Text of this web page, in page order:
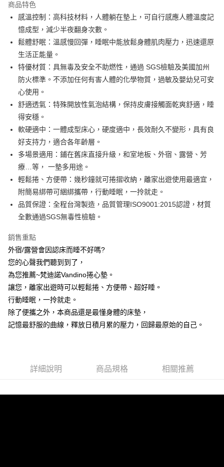
合作金庫商業銀行
華南商業銀行
彰化商業銀行
上海商業儲蓄銀行
國泰世華商業銀行
兆豐國際商業銀行
臺灣中小企業銀行
匯豐（台灣）商業銀行
華泰商業銀行
聯邦商業銀行
遠東國際商業銀行
元大商業銀行
永豐商業銀行
玉山商業銀行
台新國際商業銀行
中國信託商業銀行
台灣樂天信用卡公司
6 期 0 利率 每期
華南商業銀行
上海商業儲蓄銀行
台北富邦商業銀行
國泰世華商業銀行
臺灣中小企業銀行
台中商業銀行
匯豐（台灣）商業銀行
華泰商業銀行
聯邦商業銀行
元大商業銀行
玉山商業銀行
星展（台灣）商業銀行
台新國際商業銀行
台灣樂天信用卡公司
LINE Pay
Apple Pay
街口支付
悠遊付
Google Pay
全盈+PAY
AFTEE先享後付
相關說明
AFTEE先享後付是「在收到商品之後才付款」的支付方式。 讓您購物簡單
便利好安心！
１．簡單：不需註冊會員、不需綁卡、不需儲值。
２．便利：只要手機號碼，簡訊認證，即可結帳。
３．安心：先確認商品／服務後，再付款。
１．於結帳方式選擇「AFTEE先享後付」後，將跳轉至「AFTEE先享後付」
結帳頁面，進行簡訊認證並確認金額後，即可完成結帳。
２．訂單成立數日內，您將收到繳費通知簡訊。
３．收到繳費通知簡訊後14天內，點擊此簡訊中的連結，可透過四大超商／
※ 請注意：結帳手續完成當下不需立刻繳費，但若您需要取消訂單，請聯絡
購買商品的店家。未經商家同意取消之訂單仍視為有效，需透過AFTEE先享
後付繳納相關費用。
※ 交易是否成功請以「AFTEE先享後付 」之結帳頁面顯示為準，若有關於
是否繳費成功／繳費後需取消欲退款等相關疑問，請聯繫「AFTEE先享後付
客戶支援中心」https://netprotections.freshdesk.com/support/home
權轉讓予恩沛科技股份有限公司。
３．未成年的使用者請事先徵得法定代理人或監護人之同意方可使用
ATM付款
運送方式
宅配
商品特色
感溫控制：高科技材料，人體躺在墊上，可自行感應人體溫度記
憶成型，減少半夜翻身次數。
鬆體舒眠：溫感慢回彈，睡眠中能放鬆身體肌肉壓力，迅速還原
生活正能量。
特優材質：具無毒及安全不助燃性，通過 SGS檢驗及美國加州
防火標準。不添加任何有害人體的化學物質，過敏及嬰幼兒可安
心使用。
舒適透氣：特殊開放性氣泡結構，保持皮膚接觸面乾爽舒適，睡
得安穩。
軟硬適中：一體成型床心，硬度適中，長效耐久不變形，具有良
好支持力，適合各年齡層。
多場景適用：鋪在舊床直接升級，和室地板、外宿、露營、芳
療…等， 一墊多用途。
輕鬆捲、方便帶：幾秒鐘就可捲摺收納，離家出遊使用最適宜，
附簡易綁帶可綑綁攜帶，行動睡眠，一拎就走。
品質保證：全程台灣製造，品質管理ISO9001:2015認證，材質
全數通過SGS無毒性檢驗。
銷售重點
外宿/露營會因認床而睡不好嗎?
您的心聲我們聽到到了，
為您推薦~梵迪諾Vandino捲心墊。
讓您，離家出遊時可以輕鬆捲、方便帶、超好睡。
行動睡眠，一拎就走。
除了便攜之外，本商品還是最懂身體的床墊，
記憶最舒服的曲線，釋放日積月累的壓力，回歸最原始的自己。
詳細說明 商品規格 相關推薦